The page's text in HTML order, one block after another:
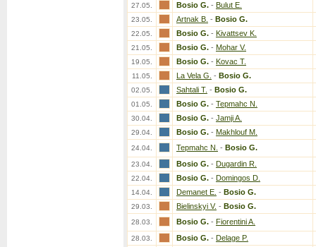
27.05. Bosio G. - Bulut E.
23.05. Artnak B. - Bosio G.
22.05. Bosio G. - Kivattsev K.
21.05. Bosio G. - Mohar V.
19.05. Bosio G. - Kovac T.
11.05. La Vela G. - Bosio G.
02.05. Sahtali T. - Bosio G.
01.05. Bosio G. - Tepmahc N.
30.04. Bosio G. - Jamji A.
29.04. Bosio G. - Makhlouf M.
24.04. Tepmahc N. - Bosio G.
23.04. Bosio G. - Dugardin R.
22.04. Bosio G. - Domingos D.
14.04. Demanet E. - Bosio G.
29.03. Bielinskyi V. - Bosio G.
28.03. Bosio G. - Fiorentini A.
28.03. Bosio G. - Delage P.